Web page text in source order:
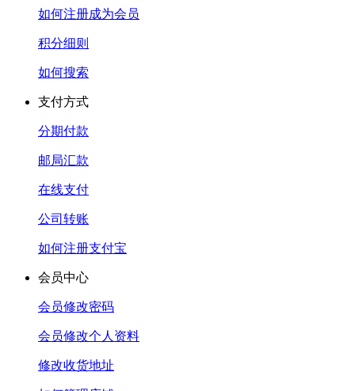
如何注册成为会员
积分细则
如何搜索
支付方式
分期付款
邮局汇款
在线支付
公司转账
如何注册支付宝
会员中心
会员修改密码
会员修改个人资料
修改收货地址